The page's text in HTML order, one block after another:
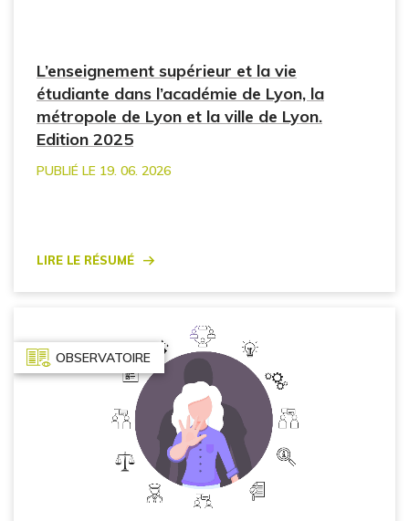
L’enseignement supérieur et la vie
étudiante dans l’académie de Lyon, la
métropole de Lyon et la ville de Lyon.
Edition 2025
PUBLIÉ LE 19. 06. 2026
Lire le résumé
OBSERVATOIRE